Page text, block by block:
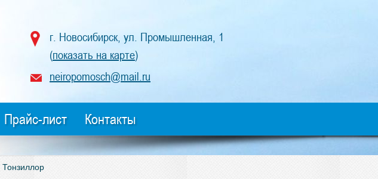
г. Новосибирск, ул. Промышленная, 1
(показать на карте)
neiropomosch@mail.ru
Прайс-лист Контакты
Тонзиллор